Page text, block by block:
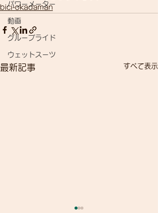
パワーメーター
動画
グループライド
ウェットスーツ
bici-okadaman
最新記事 すべて表示